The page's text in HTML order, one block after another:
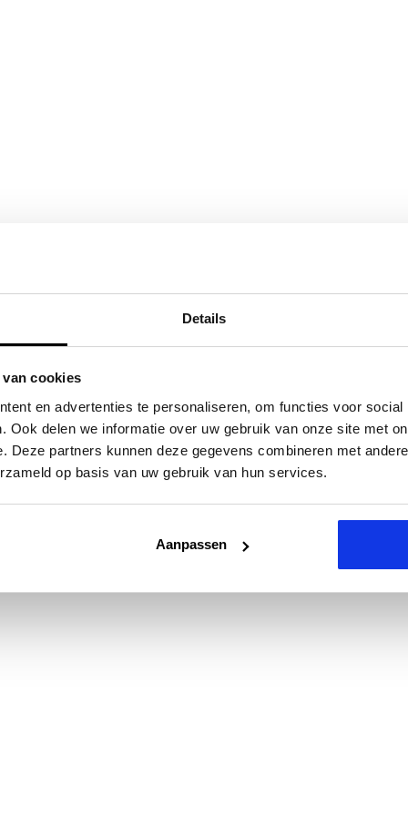
Details
cookies
en advertenties te personaliseren, om functies voor
Ook delen we informatie over uw gebruik van onze site met
Deze partners kunnen deze gegevens combineren met
op basis van uw gebruik van hun services.
Aanpassen